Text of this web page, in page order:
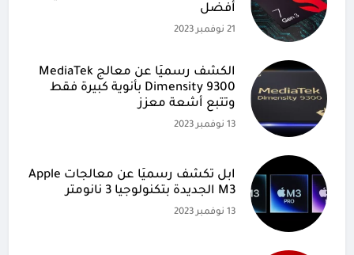
أفضل
21 نوفمبر 2023
الكشف رسميًا عن معالج MediaTek
Dimensity 9300 بأنوية كبيرة فقط
وتتبع أشعة معزز
13 نوفمبر 2023
آبل تكشف رسميًا عن معالجات Apple
M3 الجديدة بتكنولوجيا 3 نانومتر
13 نوفمبر 2023